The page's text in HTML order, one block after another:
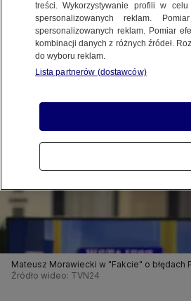
17.11.2023, 08:27
Udostępnij
Mateusz Morawiecki w "Fakcie" o błędach
Źródło wideo: TVN24
treści. Wykorzystywanie profili w
spersonalizowanych reklam.
spersonalizowanych reklam. Pomiar
kombinacji danych z różnych źródeł.
do wyboru reklam.
Lista partnerów (dostawców)